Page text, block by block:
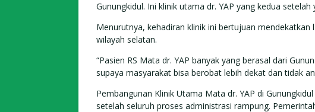
Gunungkidul. Ini klinik utama dr. YAP yang kedua
Menurutnya, kehadiran klinik ini bertujuan
wilayah selatan.
“Pasien RS Mata dr. YAP banyak yang berasal dari
supaya masyarakat bisa berobat lebih dekat dan tidak
Pembangunan Klinik Utama Mata dr. YAP di
setelah seluruh proses administrasi rampung.